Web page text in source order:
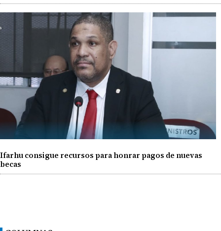
Ifarhu consigue recursos para honrar pagos de nuevas
becas